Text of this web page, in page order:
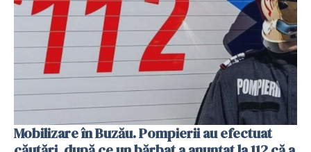
Mobilizare în Buzău. Pompierii au efectuat